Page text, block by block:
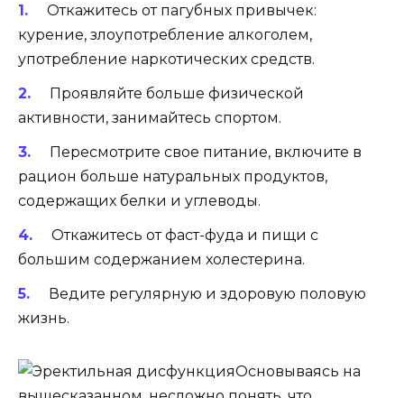
Откажитесь от пагубных привычек:
курение, злоупотребление алкоголем,
употребление наркотических средств.
Проявляйте больше физической
активности, занимайтесь спортом.
Пересмотрите свое питание, включите в
рацион больше натуральных продуктов,
содержащих белки и углеводы.
Откажитесь от фаст-фуда и пищи с
большим содержанием холестерина.
Ведите регулярную и здоровую половую
жизнь.
Основываясь на